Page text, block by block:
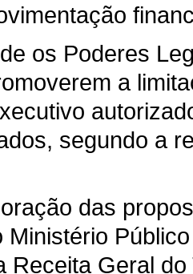
os Poderes
a
segundo a
das
Ministério
Receita Geral